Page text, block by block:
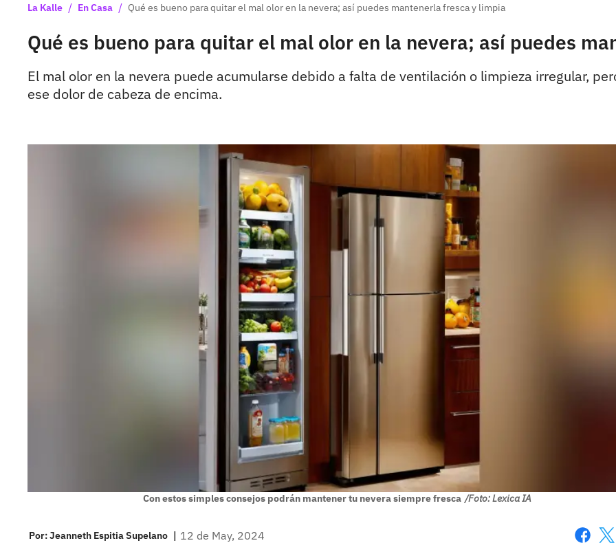
La Kalle / En Casa / Qué es bueno para quitar el mal olor en la nevera; así puedes mantenerla fresca y limpia
Qué es bueno para quitar el mal olor en la nevera; así puedes
El mal olor en la nevera puede acumularse debido a falta de ventilación o limpieza irregular,
ese dolor de cabeza de encima.
Con estos simples consejos podrán mantener tu nevera siempre fresca /Foto: Lexica IA
Por:Jeanneth Espitia Supelano | 12 de May, 2024